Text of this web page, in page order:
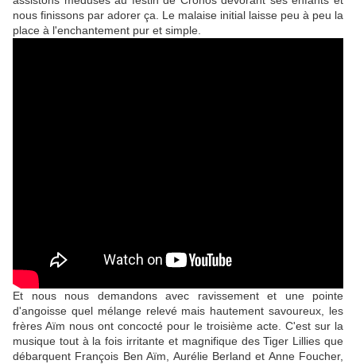
nous finissons par adorer ça. Le malaise initial laisse peu à peu la
place à l'enchantement pur et simple.
Et nous nous demandons avec ravissement et une pointe
d'angoisse quel mélange relevé mais hautement savoureux, les
frères Aïm nous ont concocté pour le troisième acte. C'est sur la
musique tout à la fois irritante et magnifique des Tiger Lillies que
débarquent François Ben Aïm, Aurélie Berland et Anne Foucher,